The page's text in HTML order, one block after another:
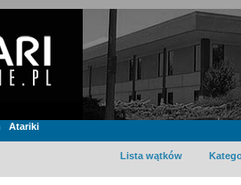
Atariki
Lista wątków